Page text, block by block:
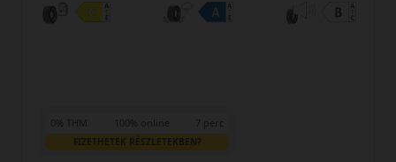
100% online 7 perc
FIZETHETEK RÉSZLETEKBEN?